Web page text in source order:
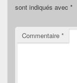
sont indiqués avec *
Commentaire *